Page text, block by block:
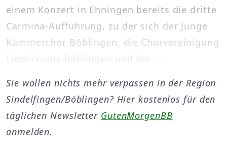
einem Konzert in Ehningen bereits die dritte
Carmina-Aufführung, zu der sich der Junge
Kammerchor Böblingen, die Chorvereinigung
Liederkranz Böblingen und die ...
Sie wollen nichts mehr verpassen in der Region
Sindelfingen/Böblingen? Hier kostenlos für den
täglichen Newsletter GutenMorgenBB
anmelden.